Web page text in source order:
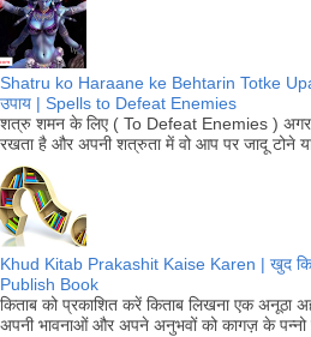
Shatru ko Haraane ke Behtarin Totke
उपाय | Spells to Defeat Enemies
शत्रु शमन के लिए ( To Defeat Enemies )
रखता है और अपनी शत्रुता में वो आप पर जादू टोने
Khud Kitab Prakashit Kaise Karen | खुद
Publish Book
किताब को प्रकाशित करें किताब लिखना एक अनूठा
अपनी भावनाओं और अपने अनुभवों को कागज़ के पन्नो